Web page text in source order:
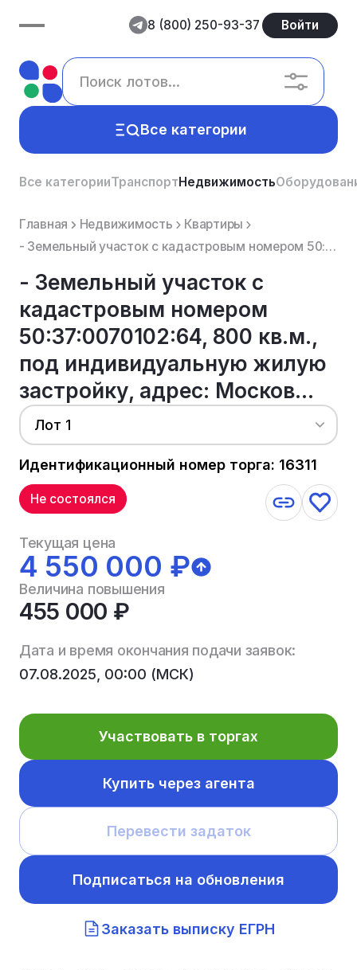
8 (800) 250-93-37 Войти
Все категории
Все категорииТранспортНедвижимость
Главная Недвижимость
Квартиры
- Земельный участок с кадастровым номером 50:37:0070102:64, 800 кв.м., под индивидуальную жилую заст...
- Земельный участок с
кадастровым номером
50:37:0070102:64, 800 кв.м.,
под индивидуальную жилую
застройку, адрес: Москов...
Лот 1
Идентификационный номер торга: 16311
Не состоялся
Текущая цена
4 550 000 ₽
Величина повышения
455 000 ₽
Дата и время окончания подачи заявок:
07.08.2025, 00:00 (МСК)
Участвовать в торгах
Купить через агента
Перевести задаток
Подписаться на обновления
Заказать выписку ЕГРН